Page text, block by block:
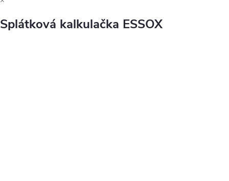
Splátková kalkulačka ESSOX